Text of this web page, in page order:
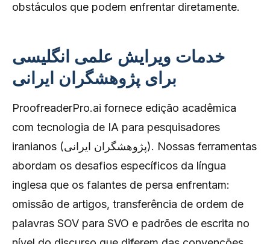
obstáculos que podem enfrentar diretamente.
خدمات ویرایش علمی انگلیسی
برای پژوهشگران ایرانی
ProofreaderPro.ai fornece edição acadêmica
com tecnologia de IA para pesquisadores
iranianos (پژوهشگران ایرانی). Nossas ferramentas
abordam os desafios específicos da língua
inglesa que os falantes de persa enfrentam:
omissão de artigos, transferência de ordem de
palavras SOV para SVO e padrões de escrita no